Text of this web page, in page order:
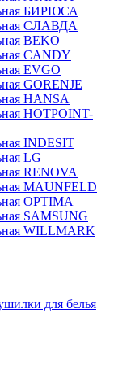
БИРЮСА
СЛАВДА
BEKO
CANDY
EVGO
GORENJE
HANSA
HOTPOINT-
INDESIT
LG
RENOVA
MAUNFELD
OPTIMA
SAMSUNG
WILLMARK
для белья